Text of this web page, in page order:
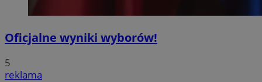
Oficjalne wyniki wyborów!
5
reklama